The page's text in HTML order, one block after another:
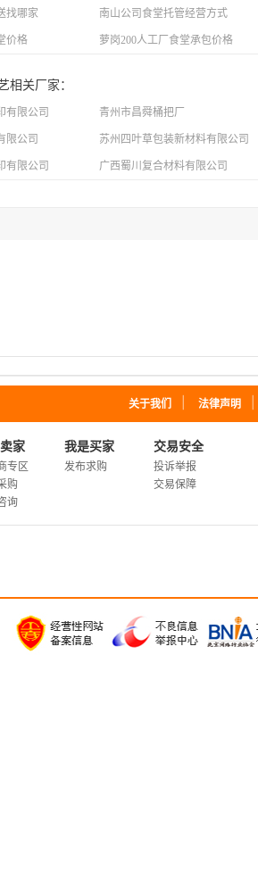
找哪家 南山公司食堂托管经营方式
价格 萝岗200人工厂食堂承包价格
相关厂家：
有限公司 青州市昌舜桶把厂
限公司 苏州四叶草包装新材料有限公司
有限公司 广西蜀川复合材料有限公司
关于我们 法律声明
家
专区
购
询
我是买家
发布求购
交易安全
投诉举报
交易保障